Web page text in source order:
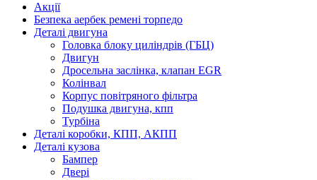
Акції
Безпека аербек ремені торпедо
Деталі двигуна
Головка блоку циліндрів (ГБЦ)
Двигун
Дросельна заслінка, клапан EGR
Колінвал
Корпус повітряного фільтра
Подушка двигуна, кпп
Турбіна
Деталі коробки, КПП, АКПП
Деталі кузова
Бампер
Двері